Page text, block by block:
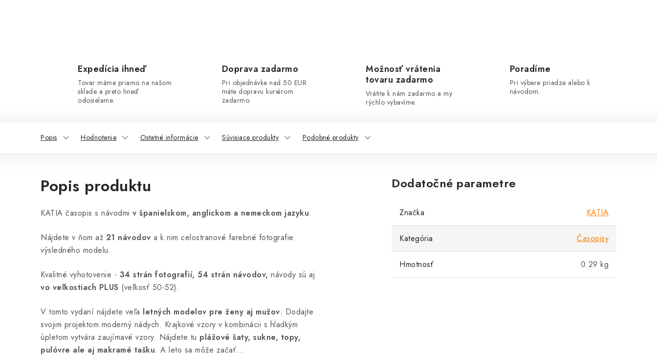
Expedícia ihneď
Tovar máme priamo na našom
sklade a preto hneď
odosielame.
Doprava zadarmo
Pri objednávke nad 50 EUR
máte dopravu kuriérom
zadarmo.
Možnosť vrátenia
tovaru zadarmo
Vrátite k nám zadarmo a my
rýchlo vybavíme.
Poradíme
Pri výbere priadze alebo k
návodom.
Popis Hodnotenie Ostatné informácie Súvisiace produkty Podobné produkty
Popis produktu
KATIA časopis s návodmi v španielskom, anglickom a nemeckom jazyku.
Nájdete v ňom až 21 návodov a k nim celostranové farebné fotografie
výsledného modelu.
Kvalitné vyhotovenie - 34 strán fotografií, 54 strán návodov, návody sú aj
vo veľkostiach PLUS (veľkosť 50-52).
V tomto vydaní nájdete veľa letných modelov pre ženy aj mužov. Dodajte
svojim projektom moderný nádych. Krajkové vzory v kombinácii s hladkým
úpletom vytvára zaujímavé vzory. Nájdete tu plážové šaty, sukne, topy,
pulóvre ale aj makramé tašku. A leto sa môže začať...
Dodatočné parametre
Značka KATIA
Kategória Časopisy
Hmotnosť 0.29 kg